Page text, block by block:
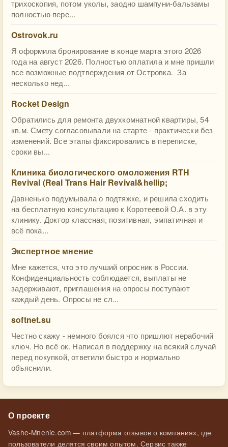
трихоскопия, потом уколы, заодно шампуни-бальзамы
полностью пере...
Ostrovok.ru
Я оформила бронирование в конце марта этого 2026
года на август 2026. Полностью оплатила и мне пришли
все возможные подтверждения от Островка. За
несколько нед...
Rocket Design
Обратились для ремонта двухкомнатной квартиры, 54
кв.м. Смету согласовывали на старте - практически без
изменений. Все этапы фиксировались в переписке,
сроки вы...
Клиника биологического омоложения RTH
Revival (Real Trans Hair Revival&hellip;
Давненько подумывала о подтяжке, и решила сходить
на бесплатную консультацию к Коротеевой О.А. в эту
клинику. Доктор классная, позитивная, эмпатичная и
всё пока...
Экспертное мнение
Мне кажется, что это лучший опросник в России.
Конфиденциальность соблюдается, выплаты не
задерживают, приглашения на опросы поступают
каждый день. Опросы не сл...
softnet.su
Честно скажу - немного боялся что пришлют нерабочий
ключ. Но всё ок. Написал в поддержку на всякий случай
перед покупкой, ответили быстро и нормально
объяснили.
О проекте
Vashe-Mnenie.com — платформа отзывов о компаниях, где
пользователи делятся своим опытом. Сервис также